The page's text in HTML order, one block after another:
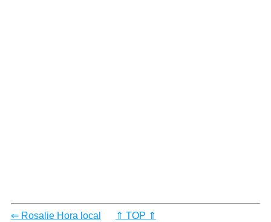
⇐ Rosalie Hora local ⇑ TOP ⇑